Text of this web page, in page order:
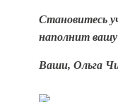
Становитесь
наполнит
Ваши, Ольга